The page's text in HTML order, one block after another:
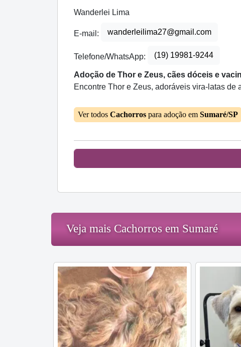
Wanderlei Lima
E-mail: wanderleilima27@gmail.com
Telefone/WhatsApp: (19) 19981-9244
Adoção de Thor e Zeus, cães dóceis e
Encontre Thor e Zeus, adoráveis vira-latas
Ver todos Cachorros para adoção em Sumaré/SP
Veja mais Cachorros em Sumaré